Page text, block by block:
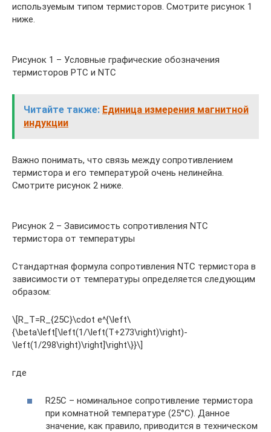
используемым типом термисторов. Смотрите рисунок 1
ниже.
Рисунок 1 – Условные графические обозначения
термисторов PTC и NTC
Читайте также: Единица измерения магнитной
индукции
Важно понимать, что связь между сопротивлением
термистора и его температурой очень нелинейна.
Смотрите рисунок 2 ниже.
Рисунок 2 – Зависимость сопротивления NTC
термистора от температуры
Стандартная формула сопротивления NTC термистора в
зависимости от температуры определяется следующим
образом:
\[R_T=R_{25C}\cdot e^{\left\
{\beta\left[\left(1/\left(T+273\right)\right)-
\left(1/298\right)\right]\right\}}\]
где
R25C – номинальное сопротивление термистора
при комнатной температуре (25°C). Данное
значение, как правило, приводится в техническом